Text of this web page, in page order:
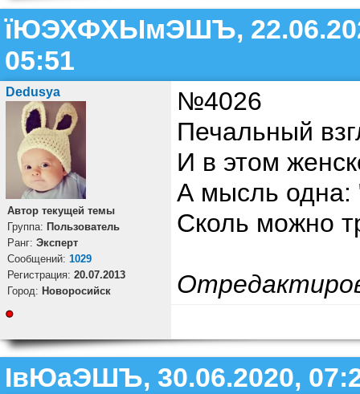
їЮЭХФХЫмЭШЪ,
05:51
Dedusya
Автор текущей темы
Группа: Пользователь
Ранг: Эксперт
Cообщений: 1029
Регистрация: 20.07.2013
Город: Новоросийск
№4026
Печальный
И в этом
А мысль одна:
Сколь можно
ІвЮаЭШЪ, 30.06.2020,